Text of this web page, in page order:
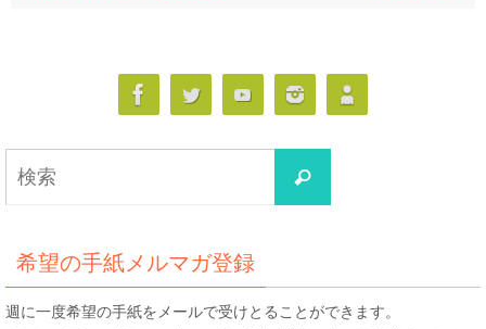
検
索
希望の手紙メルマガ登録
週に一度希望の手紙をメールで受けとることができます。